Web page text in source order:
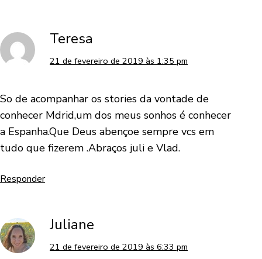
Teresa
21 de fevereiro de 2019 às 1:35 pm
So de acompanhar os stories da vontade de
conhecer Mdrid,um dos meus sonhos é conhecer
a Espanha.Que Deus abençoe sempre vcs em
tudo que fizerem .Abraços juli e Vlad.
Responder
Juliane
21 de fevereiro de 2019 às 6:33 pm